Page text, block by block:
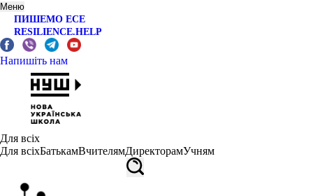
Меню
ПИШЕМО ЕСЕ
RESILIENCE.HELP
Напишіть нам
Для всіх
Для всіхБатькамВчителямДиректорамУчням